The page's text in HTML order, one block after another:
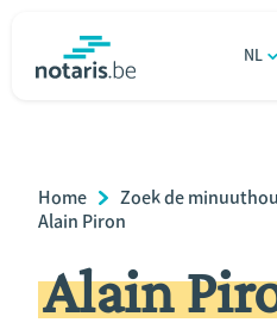
gaan
NL
Relatie & samenleven
Erven & schenken
Breadcrumb
Home
Zoek de
Alain Piron
Alain